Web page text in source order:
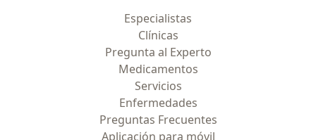
Especialistas
Clínicas
Pregunta al Experto
Medicamentos
Servicios
Enfermedades
Preguntas Frecuentes
Aplicación para móvil